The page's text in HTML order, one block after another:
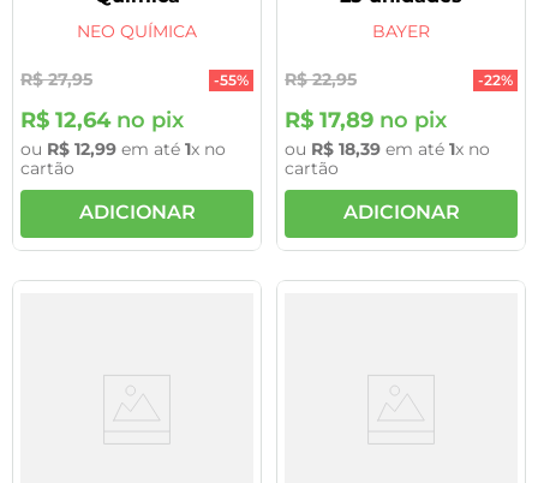
NEO QUÍMICA
R$ 27,95 -55%
R$ 12,64no pix
ou R$ 12,99 em até 1x no
cartão
ADICIONAR
BAYER
R$ 22,95 -22%
R$ 17,89 no pix
ou R$ 18,39 em até 1x no
cartão
ADICIONAR